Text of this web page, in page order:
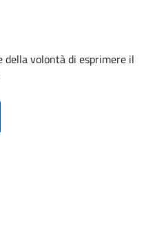
della volontà di esprimere il